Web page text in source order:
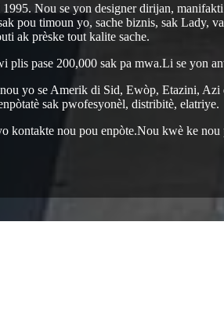
Nou se yon designer dirijan,
pou timoun yo, sache biznis, sak Lady,
ak prèske tout kalite sache.
pase 200,000 sak pa mwa.Li se yon
yo se Amerik di Sid, Ewòp, Etazini,
sak pwofesyonèl, distribitè, elatriye.
kontakte nou pou enpòte.Nou kwè ke